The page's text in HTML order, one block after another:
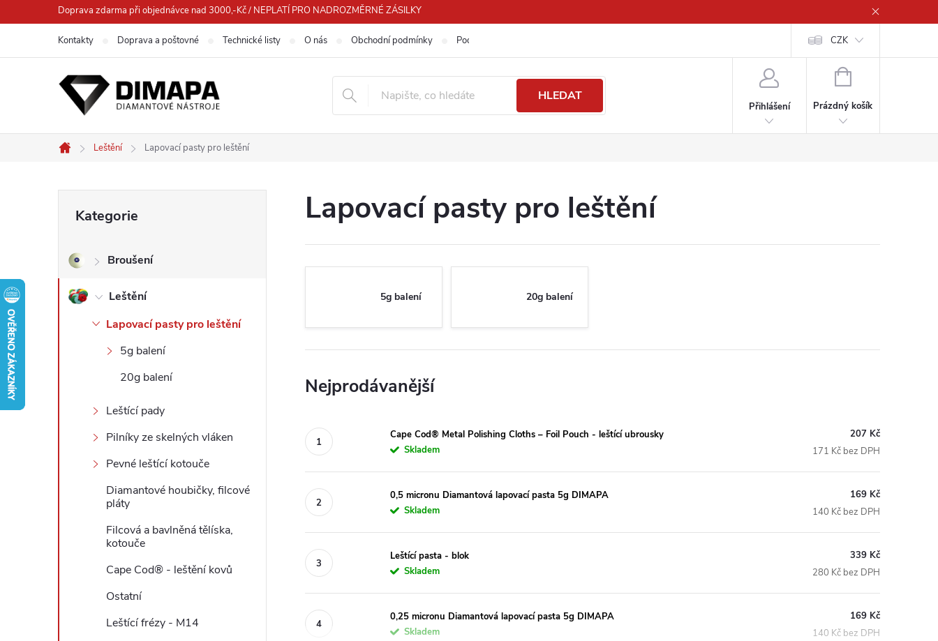
na
Doprava zdarma při objednávce nad 3000,-Kč / NEPLATÍ PRO NADROZMĚRNÉ ZÁSILKY
Kontakty Doprava a poštovné Technické listy O nás Obchodní podmínky Podmínky ochrany osobních údajů CZK
HLEDAT
Přihlášení
NÁKUPNÍ
Prázdný košík
Domů
Leštění Lapovací pasty pro leštění
s
kategorie
Kategorie
Broušení
Leštění
Lapovací pasty pro leštění
5g balení
20g balení
Leštící pady
Pilníky ze skelných vláken
Pevné leštící kotouče
Diamantové houbičky, filcové
pláty
Filcová a bavlněná tělíska,
kotouče
Cape Cod® - leštění kovů
Ostatní
Leštící frézy - M14
Lapovací pasty pro leštění
5g balení 20g balení
Nejprodávanější
Cape Cod® Metal Polishing Cloths – Foil Pouch - leštící ubrousky
Skladem
207 Kč
171 Kč bez DPH
0,5 micronu Diamantová lapovací pasta 5g DIMAPA
Skladem
169 Kč
140 Kč bez DPH
Leštící pasta - blok
Skladem
339 Kč
280 Kč bez DPH
0,25 micronu Diamantová lapovací pasta 5g DIMAPA
Skladem
169 Kč
140 Kč bez DPH